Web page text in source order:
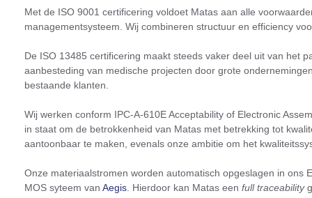
Met de ISO 9001 certificering voldoet Matas aan alle
managementsysteem. Wij combineren structuur en efficiency
De ISO 13485 certificering maakt steeds vaker deel uit van het
aanbesteding van medische projecten door grote
bestaande klanten.
Wij werken conform IPC-A-610E Acceptability of Electronic
in staat om de betrokkenheid van Matas met betrekking tot
aantoonbaar te maken, evenals onze ambitie om het
Onze materiaalstromen worden automatisch opgeslagen in ons
MOS syteem van Aegis . Hierdoor kan Matas een full traceability